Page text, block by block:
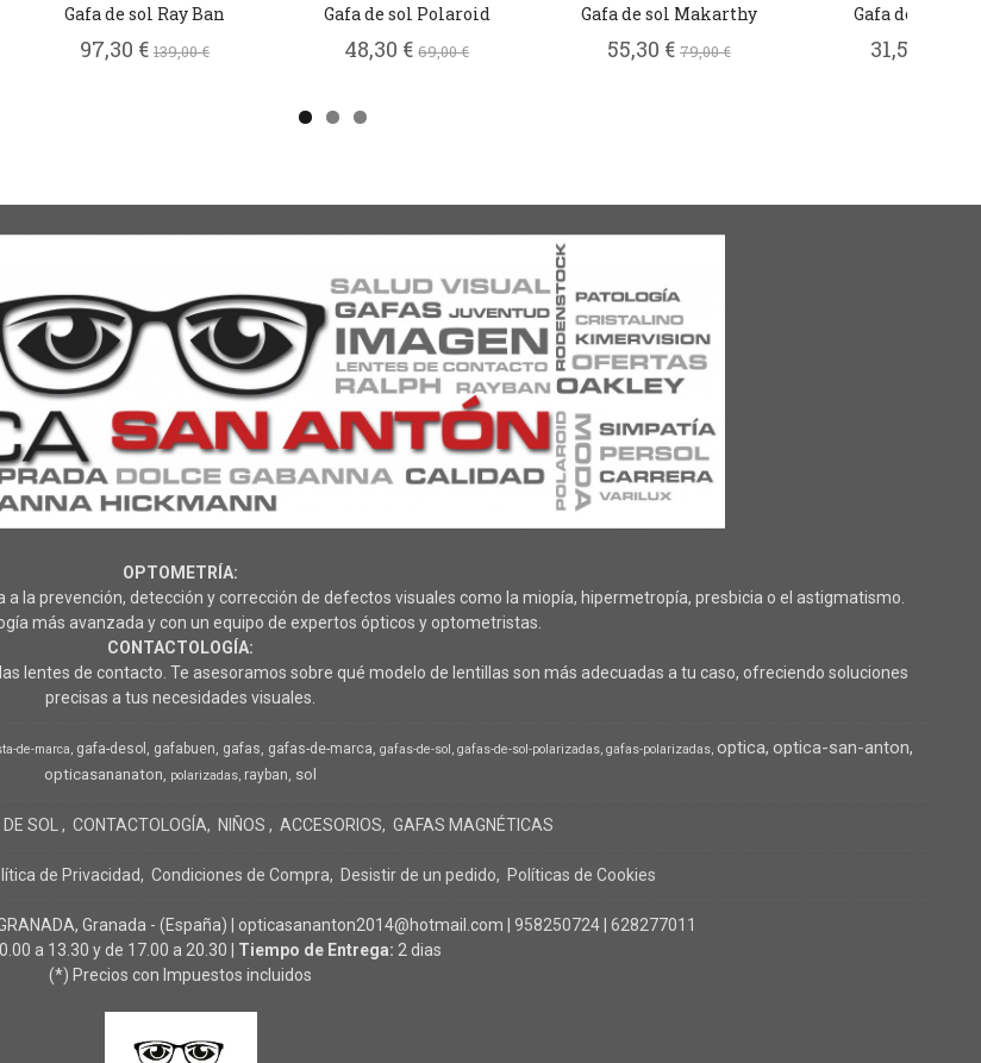
Gafa de sol Ray Ban
97,30 €139,00 €
Gafa de sol Polaroid
48,30 €69,00 €
Gafa de sol Makarthy
55,30 € 79,00 €
Gafa de sol de
31,50 €
OPTOMETRÍA:
la prevención, detección y corrección de defectos visuales como la miopía, hipermetropía, presbicia o el astigmatismo.
más avanzada y con un equipo de expertos ópticos y optometristas.
CONTACTOLOGÍA:
lentes de contacto. Te asesoramos sobre qué modelo de lentillas son más adecuadas a tu caso, ofreciendo soluciones
precisas a tus necesidades visuales.
de-marca gafa-desol gafabuen gafas gafas-de-marca gafas-de-sol gafas-de-sol-polarizadas gafas-polarizadas optica optica-san-anton
opticasananaton polarizadas rayban sol
DE SOL CONTACTOLOGÍA NIÑOS ACCESORIOS GAFAS MAGNÉTICAS
de Privacidad Condiciones de Compra Desistir de un pedido Políticas de Cookies
Granada - (España) | opticasananton2014@hotmail.com | 958250724| 628277011
a 13.30 y de 17.00 a 20.30 | Tiempo de Entrega: 2 dias
(*) Precios con Impuestos incluidos